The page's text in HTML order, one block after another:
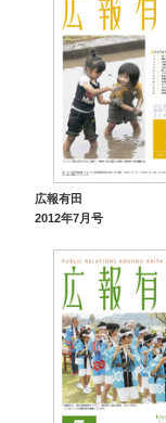
広報有田
2012年7月号